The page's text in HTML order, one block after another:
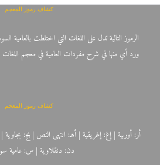
كشاف رموز المعجم
الرموز التالية تدل على اللغات التي اختلطت بالعامية
ورد أي منها في شرح مفردات العامية في معجم اللغات
كشاف رموز المعجم
أر: أوربية | إغ: إغريقية | أهـ: انتهى النص | بج:
دن: دنقلاوية | س: عامية